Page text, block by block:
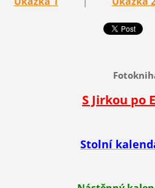
S Jirkou po
Stolní